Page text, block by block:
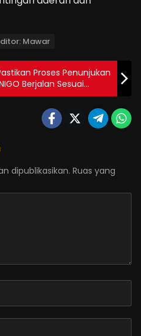
Mawar
Proses Penunjukan
Berjalan Sesuai
dipublikasikan. Ruas yang